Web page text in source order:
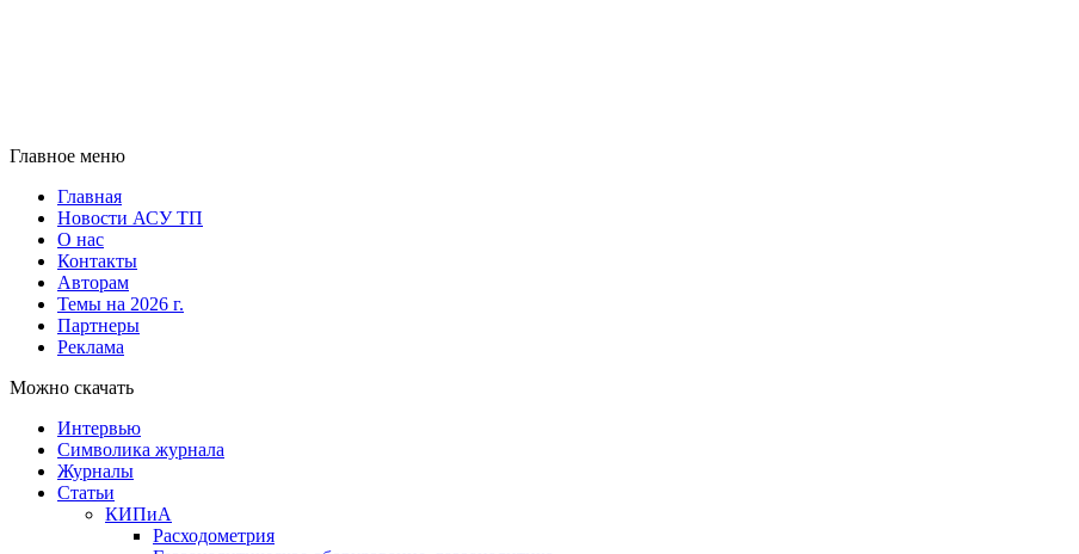
Главное меню
Главная
Новости АСУ ТП
О нас
Контакты
Авторам
Темы на 2026 г.
Партнеры
Реклама
Можно скачать
Интервью
Символика журнала
Журналы
Статьи
КИПиА
Расходометрия